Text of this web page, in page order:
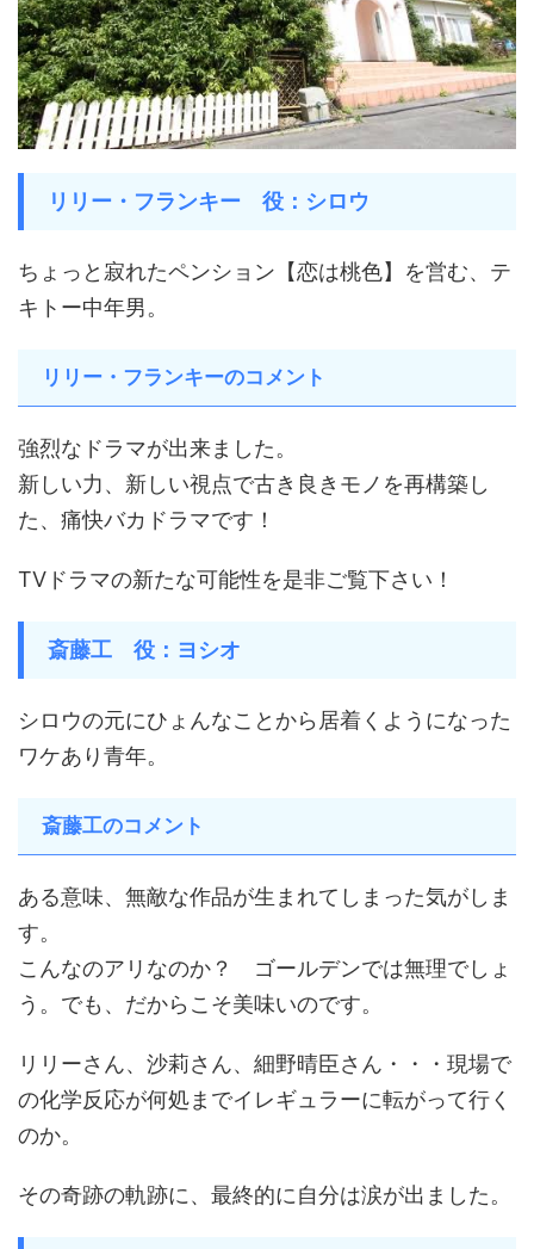
リリー・フランキー 役：シロウ
ちょっと寂れたペンション【恋は桃色】を営む、テ
キトー中年男。
リリー・フランキーのコメント
強烈なドラマが出来ました。
新しい力、新しい視点で古き良きモノを再構築し
た、痛快バカドラマです！
TVドラマの新たな可能性を是非ご覧下さい！
斎藤工 役：ヨシオ
シロウの元にひょんなことから居着くようになった
ワケあり青年。
斎藤工のコメント
ある意味、無敵な作品が生まれてしまった気がしま
す。
こんなのアリなのか？ ゴールデンでは無理でしょ
う。でも、だからこそ美味いのです。
リリーさん、沙莉さん、細野晴臣さん・・・現場で
の化学反応が何処までイレギュラーに転がって行く
のか。
その奇跡の軌跡に、最終的に自分は涙が出ました。